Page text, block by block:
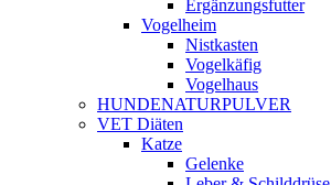
Ergänzungsfutter
Vogelheim
Nistkasten
Vogelkäfig
Vogelhaus
HUNDENATURPULVER
VET Diäten
Katze
Gelenke